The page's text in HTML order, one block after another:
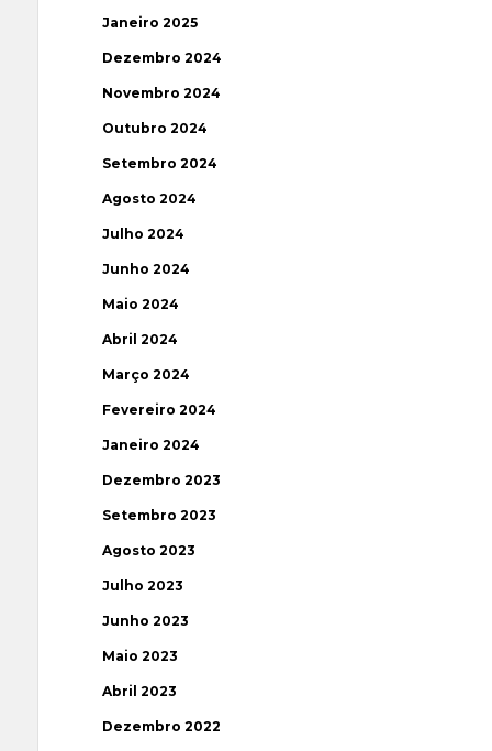
Janeiro 2025
Dezembro 2024
Novembro 2024
Outubro 2024
Setembro 2024
Agosto 2024
Julho 2024
Junho 2024
Maio 2024
Abril 2024
Março 2024
Fevereiro 2024
Janeiro 2024
Dezembro 2023
Setembro 2023
Agosto 2023
Julho 2023
Junho 2023
Maio 2023
Abril 2023
Dezembro 2022